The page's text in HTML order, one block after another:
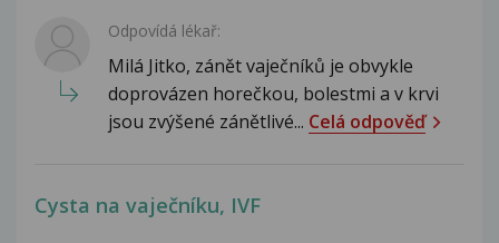
Odpovídá lékař:
Milá Jitko, zánět vaječníků je obvykle
doprovázen horečkou, bolestmi a v krvi
jsou zvýšené zánětlivé... Celá odpověď
Cysta na vaječníku, IVF